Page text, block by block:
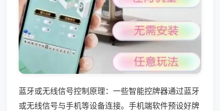
蓝牙或无线信号控制原理：一些智能控牌器通过蓝牙
或无线信号与手机等设备连接。手机端软件预设好牌